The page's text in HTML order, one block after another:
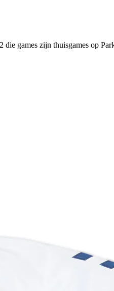
games zijn thuisgames op